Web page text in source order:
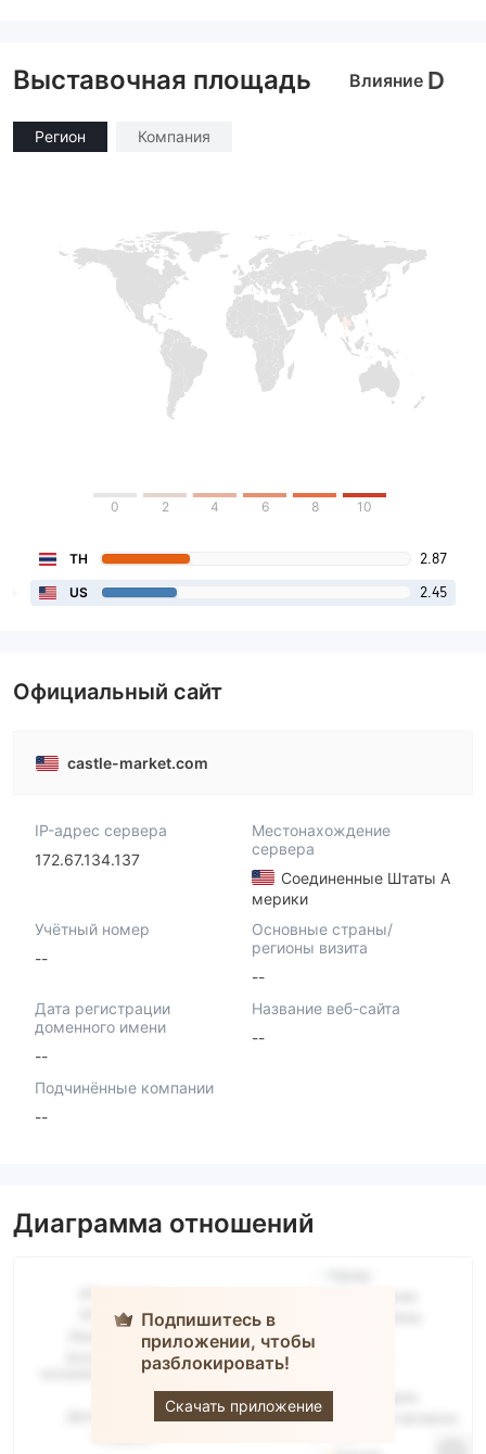
Выставочная площадь Влияние D
Регион Компания
0 2 4 6 8 10
TH 2.87
US 2.45
Официальный сайт
castle-market.com
IP-адрес сервера
172.67.134.137
Местонахождение
сервера
Соединенные Штаты А
мерики
Учётный номер
--
Основные страны/
регионы визита
--
Дата регистрации
доменного имени
--
Название веб-сайта
--
Подчинённые компании
--
Диаграмма отношений
Подпишитесь в
приложении, чтобы
разблокировать!
Скачать приложение
CASTLE
MARKET